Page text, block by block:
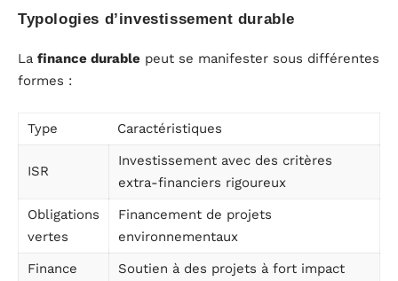
Typologies d’investissement durable
La finance durable peut se manifester sous différentes
formes :
Type Caractéristiques
ISR
Investissement avec des critères
extra-financiers rigoureux
Obligations
vertes
Financement de projets
environnementaux
Finance
Soutien à des projets à fort impact